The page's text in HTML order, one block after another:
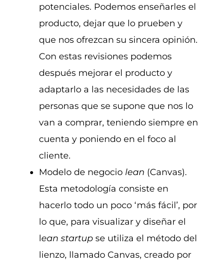
potenciales. Podemos enseñarles el
producto, dejar que lo prueben y
que nos ofrezcan su sincera opinión.
Con estas revisiones podemos
después mejorar el producto y
adaptarlo a las necesidades de las
personas que se supone que nos lo
van a comprar, teniendo siempre en
cuenta y poniendo en el foco al
cliente.
Modelo de negocio lean (Canvas).
Esta metodología consiste en
hacerlo todo un poco ‘más fácil’, por
lo que, para visualizar y diseñar el
lean startup se utiliza el método del
lienzo, llamado Canvas, creado por